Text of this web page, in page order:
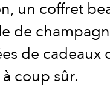
un coffret
de
de cadeaux
coup sûr.